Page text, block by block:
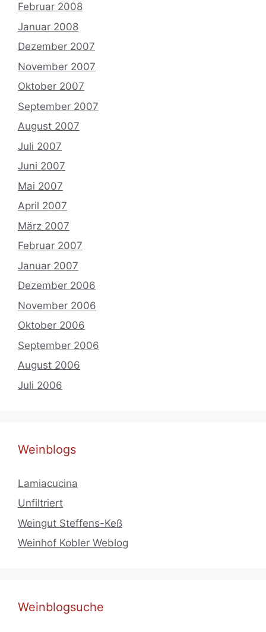
Februar 2008
Januar 2008
Dezember 2007
November 2007
Oktober 2007
September 2007
August 2007
Juli 2007
Juni 2007
Mai 2007
April 2007
März 2007
Februar 2007
Januar 2007
Dezember 2006
November 2006
Oktober 2006
September 2006
August 2006
Juli 2006
Weinblogs
Lamiacucina
Unfiltriert
Weingut Steffens-Keß
Weinhof Kobler Weblog
Weinblogsuche